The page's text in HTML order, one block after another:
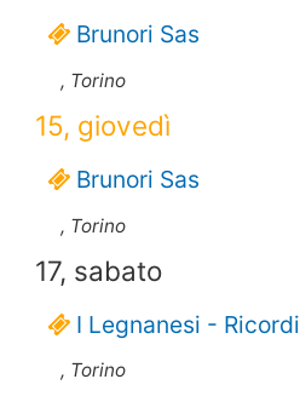
Brunori Sas
, Torino
15, giovedì
Brunori Sas
, Torino
17, sabato
I Legnanesi - Ricordi
, Torino